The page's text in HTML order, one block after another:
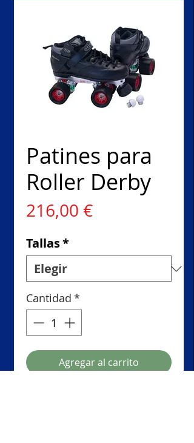
Patines para
Roller Derby
216,00 €
Tallas*
Cantidad *
Agregar al carrito